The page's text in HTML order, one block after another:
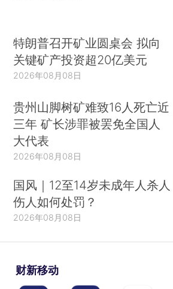
特朗普召开矿业圆桌会 拟向
关键矿产投资超20亿美元
2026年08月08日
贵州山脚树矿难致16人死亡近
三年 矿长涉罪被罢免全国人
大代表
2026年08月08日
国风｜12至14岁未成年人杀人
伤人如何处罚？
2026年08月08日
财新移动